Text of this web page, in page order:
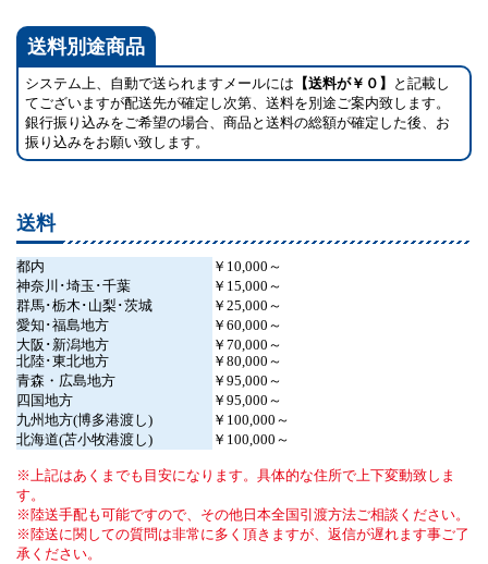
送料別途商品
システム上、自動で送られますメールには 【送料が￥０】
と記載し
てございますが配送先が確定し次第、送料を別途ご案内致します。
銀行振り込みをご希望の場合、商品と送料の総額が確定した後、お
振り込みをお願い致します。
送料
都内
￥10,000～
神奈川･埼玉･千葉
￥15,000～
群馬･栃木･山梨･茨城
￥25,000～
愛知･福島地方
￥60,000～
大阪･新潟地方
￥70,000～
北陸･東北地方
￥80,000～
青森・広島地方
￥95,000～
四国地方
￥95,000～
九州地方(博多港渡し)
￥100,000～
北海道(苫小牧港渡し)
￥100,000～
上記はあくまでも目安になります。具体的な住所で上下変動致しま
す。
陸送手配も可能ですので、その他日本全国引渡方法ご相談ください。
陸送に関しての質問は非常に多く頂きますが、返信が遅れます事ご了
承ください。